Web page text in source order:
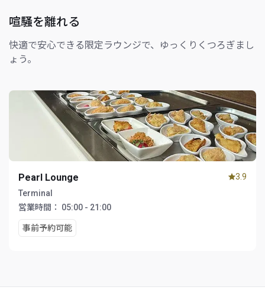
喧騒を離れる
快適で安心できる限定ラウンジで、ゆっくりくつろぎまし
ょう。
Pearl Lounge
Terminal
営業時間：
05:00 - 21:00
事前予約可能
3.9